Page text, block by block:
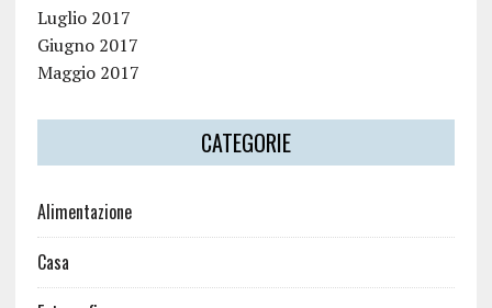
Luglio 2017
Giugno 2017
Maggio 2017
CATEGORIE
Alimentazione
Casa